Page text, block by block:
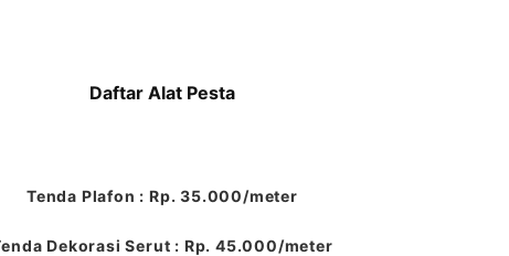
Daftar Alat Pesta
Tenda Plafon : Rp. 35.000/meter
Dekorasi Serut : Rp. 45.000/meter